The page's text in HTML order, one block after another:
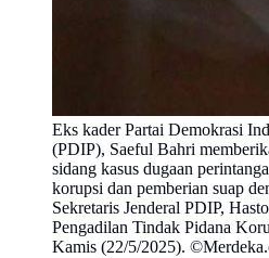
Eks kader Partai Demokrasi
(PDIP), Saeful Bahri
sidang kasus dugaan
korupsi dan pemberian suap
Sekretaris Jenderal PDIP,
Pengadilan Tindak Pidana
Kamis (22/5/2025).